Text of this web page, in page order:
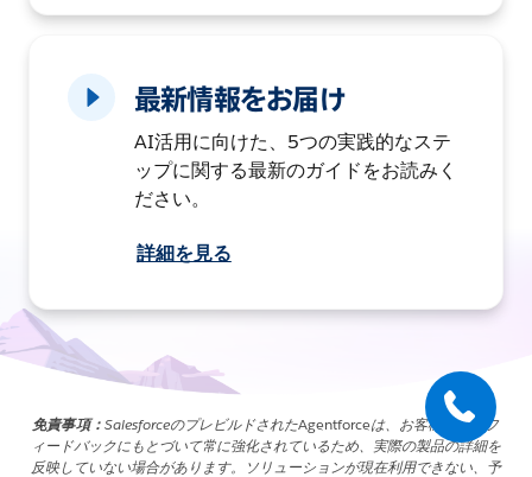
最新情報をお届け
AI活用に向けた、5つの実践的なステ
ップに関する最新のガイドをお読みく
ださい。
詳細を見る
免責事項：SalesforceのプレビルドされたAgentforceは、お客様からのフ
ィードバックにもとづいて常に強化されているため、実際の製品の詳細を
反映していない場合があります。ソリューションが現在利用できない、予